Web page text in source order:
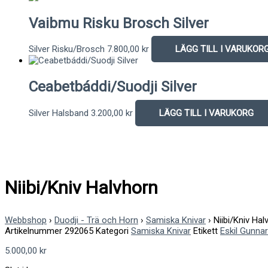
Vaibmu Risku Brosch Silver
Silver Risku/Brosch 7.800,00 kr LÄGG TILL I
Ceabetbáddi/Suodji Silver
Silver Halsband 3.200,00 kr LÄGG TILL I VARUKORG
Niibi/Kniv Halvhorn
Webbshop › Duodji - Trä och Horn › Samiska Knivar › Niibi/Kniv
Artikelnummer 292065 Kategori Samiska Knivar Etikett Eskil
5.000,00 kr